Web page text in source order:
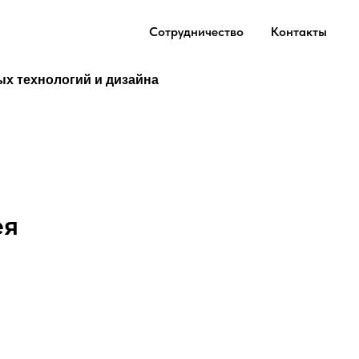
Сотрудничество Контакты
технологий и дизайна